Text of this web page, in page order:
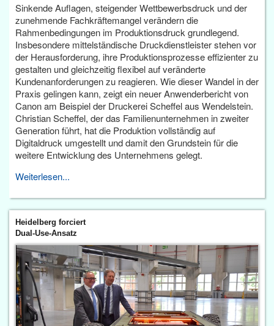
Sinkende Auflagen, steigender Wettbewerbsdruck und der
zunehmende Fachkräftemangel verändern die
Rahmenbedingungen im Produktionsdruck grundlegend.
Insbesondere mittelständische Druckdienstleister stehen vor
der Herausforderung, ihre Produktionsprozesse effizienter zu
gestalten und gleichzeitig flexibel auf veränderte
Kundenanforderungen zu reagieren. Wie dieser Wandel in der
Praxis gelingen kann, zeigt ein neuer Anwenderbericht von
Canon am Beispiel der Druckerei Scheffel aus Wendelstein.
Christian Scheffel, der das Familienunternehmen in zweiter
Generation führt, hat die Produktion vollständig auf
Digitaldruck umgestellt und damit den Grundstein für die
weitere Entwicklung des Unternehmens gelegt.
Weiterlesen...
Heidelberg forciert
Dual-Use-Ansatz